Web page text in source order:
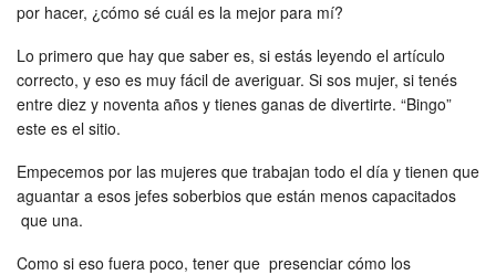
por hacer, ¿cómo sé cuál es la mejor para mí?
Lo primero que hay que saber es, si estás leyendo el artículo
correcto, y eso es muy fácil de averiguar. Si sos mujer, si tenés
entre diez y noventa años y tienes ganas de divertirte. “Bingo”
este es el sitio.
Empecemos por las mujeres que trabajan todo el día y tienen que
aguantar a esos jefes soberbios que están menos capacitados
que una.
Como si eso fuera poco, tener que presenciar cómo los